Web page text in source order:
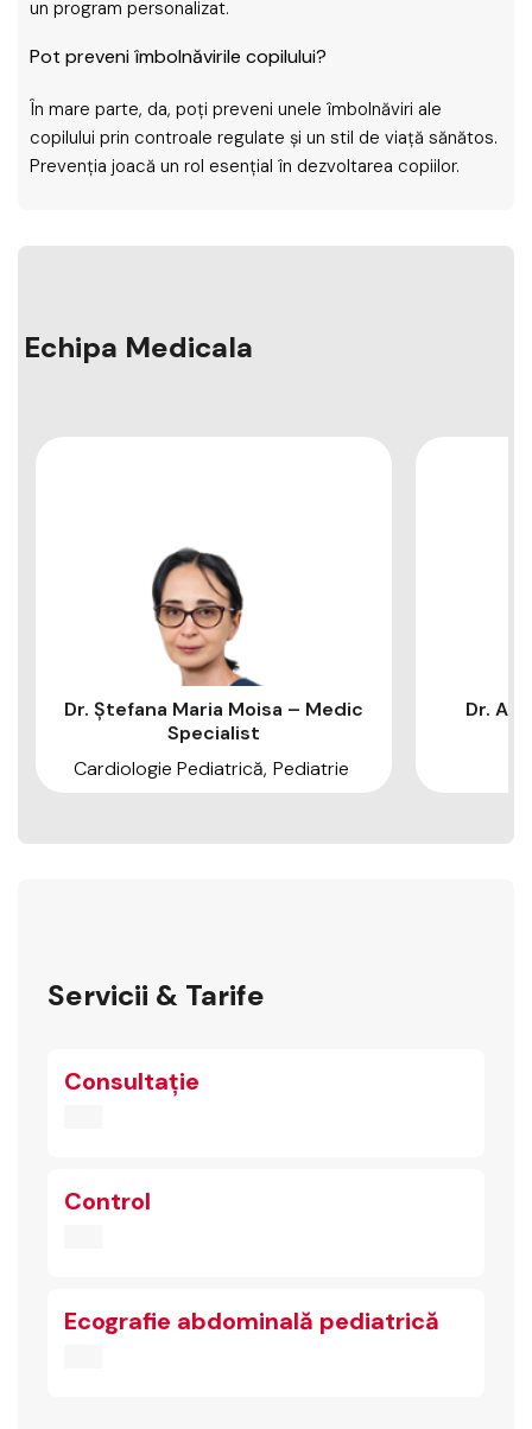
un program personalizat.
Pot preveni îmbolnăvirile copilului?
În mare parte, da, poți preveni unele îmbolnăviri ale
copilului prin controale regulate și un stil de viață sănătos.
Prevenția joacă un rol esențial în dezvoltarea copiilor.
Echipa Medicala
Dr. Ștefana Maria Moisa – Medic
Specialist
Cardiologie Pediatrică Pediatrie
Dr.
Servicii & Tarife
Consultație
Control
Ecografie abdominală pediatrică